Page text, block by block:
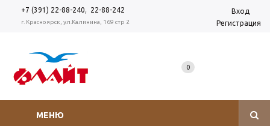
+7 (391) 22-88-240, 22-88-242
г. Красноярск, ул.Калинина, 169 стр 2
Вход
Регистрация
МЕНЮ
0